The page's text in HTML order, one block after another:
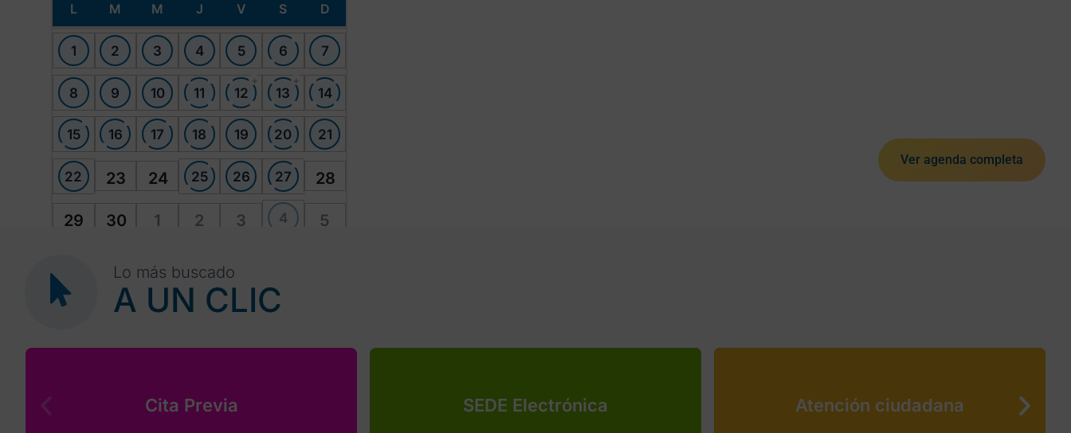
L M M J V S D
1 2 3 4 5 6 7
8 9 10 11 12
+
13
+
14
15 16 17 18 19 20 21
22 23 24 25 26 27 28
29 30 1 2 3 4 5
Ver agenda completa
Lo más buscado
A UN CLIC
Cita Previa SEDE Electrónica Atención ciudadana